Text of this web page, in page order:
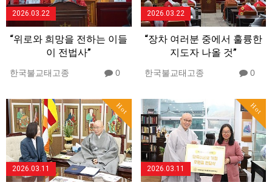
2026.03.22
“위로와 희망을 전하는 이들
이 전법사”
한국불교태고종 0
2026.03.22
“장차 여러분 중에서 훌륭한
지도자 나올 것”
한국불교태고종 0
Hot
2026.03.11
Hot
2026.03.11